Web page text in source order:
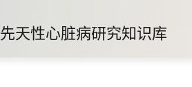
先天性心脏病研究知识库